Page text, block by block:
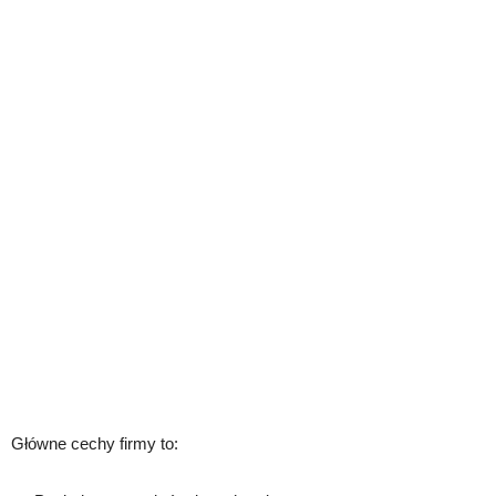
Główne cechy firmy to: